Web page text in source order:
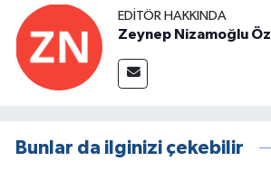
EDITÖR HAKKINDA
Zeynep Nizamoğlu
Bunlar da ilginizi çekebilir